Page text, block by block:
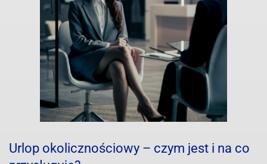
Urlop okolicznościowy – czym jest i na co